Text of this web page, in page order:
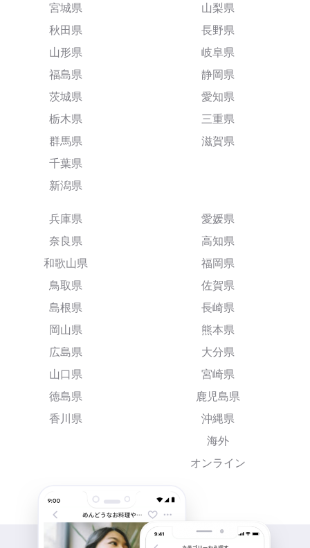
宮城県
秋田県
山形県
福島県
茨城県
栃木県
群馬県
千葉県
新潟県
山梨県
長野県
岐阜県
静岡県
愛知県
三重県
滋賀県
兵庫県
奈良県
和歌山県
鳥取県
島根県
岡山県
広島県
山口県
徳島県
香川県
愛媛県
高知県
福岡県
佐賀県
長崎県
熊本県
大分県
宮崎県
鹿児島県
沖縄県
海外
オンライン